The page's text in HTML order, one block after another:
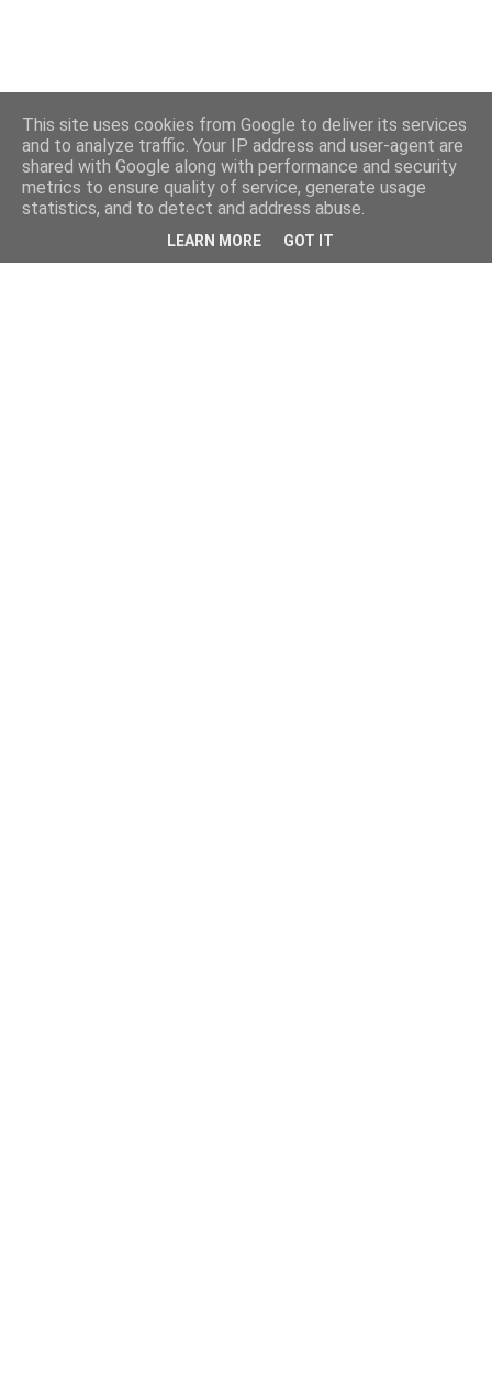
This site uses cookies from Google to deliver its services
and to analyze traffic. Your IP address and user-agent are
shared with Google along with performance and security
metrics to ensure quality of service, generate usage
statistics, and to detect and address abuse.
LEARN MORE GOT IT